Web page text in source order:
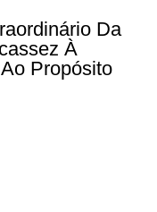
Da
À
Propósito